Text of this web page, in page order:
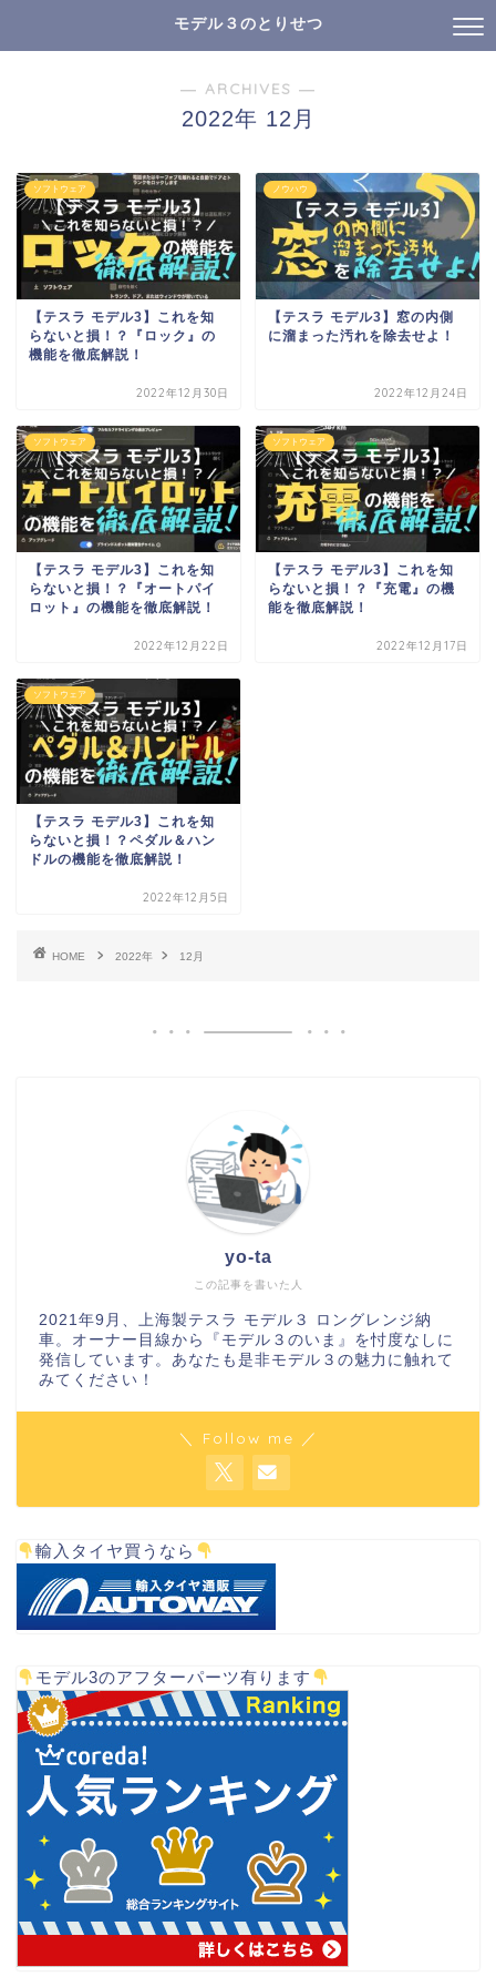
モデル３のとりせつ
― ARCHIVES ―
2022年 12月
ソフトウェア
【テスラ モデル3】これを知
らないと損！？『ロック』の
機能を徹底解説！
2022年12月30日
ノウハウ
【テスラ モデル3】窓の内側
に溜まった汚れを除去せよ！
2022年12月24日
ソフトウェア
【テスラ モデル3】これを知
らないと損！？『オートパイ
ロット』の機能を徹底解説！
2022年12月22日
ソフトウェア
【テスラ モデル3】これを知
らないと損！？『充電』の機
能を徹底解説！
2022年12月17日
ソフトウェア
【テスラ モデル3】これを知
らないと損！？ペダル＆ハン
ドルの機能を徹底解説！
2022年12月5日
HOME 2022年 12月
この記事を書いた人
yo-ta
2021年9月、上海製テスラ モデル３ ロングレンジ納
車。オーナー目線から『モデル３のいま』を忖度なしに
発信しています。あなたも是非モデル３の魅力に触れて
みてください！
＼ Follow me ／
輸入タイヤ買うなら
モデル3のアフターパーツ有ります